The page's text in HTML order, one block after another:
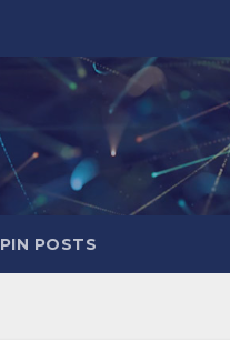
PIN POSTS